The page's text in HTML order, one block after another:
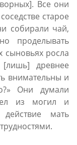
Все они
старое
собирали чай,
проделывать
сыновьях росла
древнее
внимательны и
Они думали
из могил и
мать